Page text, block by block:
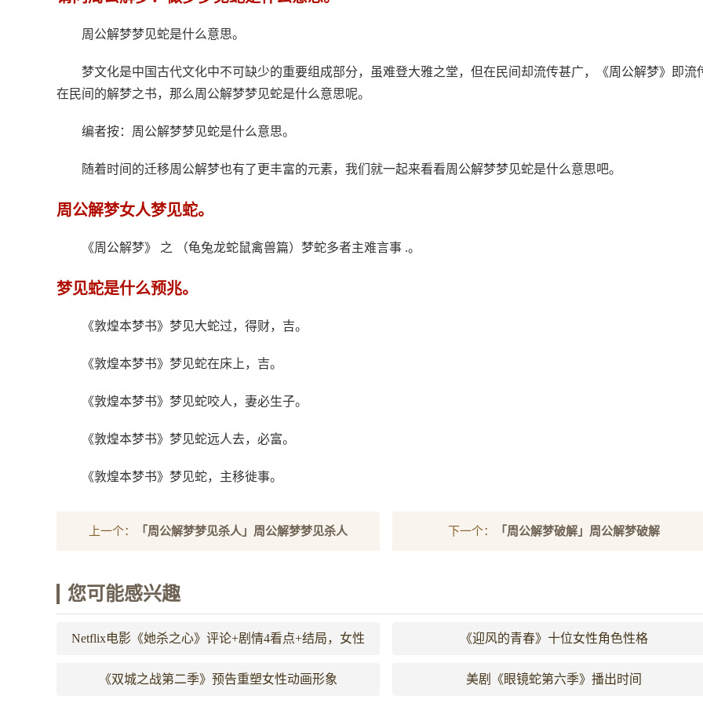
周公解梦梦见蛇是什么意思。
梦文化是中国古代文化中不可缺少的重要组成部分，虽难登大雅之堂，但在民间却流传甚广，《周公解梦》即流
在民间的解梦之书，那么周公解梦梦见蛇是什么意思呢。
编者按：周公解梦梦见蛇是什么意思。
随着时间的迁移周公解梦也有了更丰富的元素，我们就一起来看看周公解梦梦见蛇是什么意思吧。
周公解梦女人梦见蛇。
《周公解梦》 之 （龟兔龙蛇鼠禽兽篇）梦蛇多者主难言事 .。
梦见蛇是什么预兆。
《敦煌本梦书》梦见大蛇过，得财，吉。
《敦煌本梦书》梦见蛇在床上，吉。
《敦煌本梦书》梦见蛇咬人，妻必生子。
《敦煌本梦书》梦见蛇远人去，必富。
《敦煌本梦书》梦见蛇，主移徙事。
上一个： 「周公解梦梦见杀人」周公解梦梦见杀人 下一个： 「周公解梦破解」周公解梦破解
您可能感兴趣
Netflix电影《她杀之心》评论+剧情4看点+结局，女性
赋权与身份认同的迷宫之旅
《迎风的青春》十位女性角色性格
《双城之战第二季》预告重塑女性动画形象 美剧《眼镜蛇第六季》播出时间